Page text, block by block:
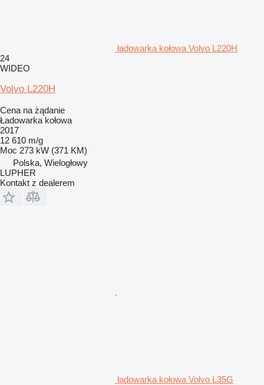
ładowarka kołowa Volvo L220H
24
WIDEO
Volvo L220H
Cena na żądanie
Ładowarka kołowa
2017
12 610 m/g
Moc 273 kW (371 KM)
Polska, Wielogłowy
LUPHER
Kontakt z dealerem
ładowarka kołowa Volvo L35G